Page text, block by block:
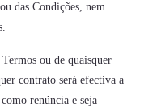
das Condições, nem
ou de quaisquer
contrato será efectiva a
renúncia e seja